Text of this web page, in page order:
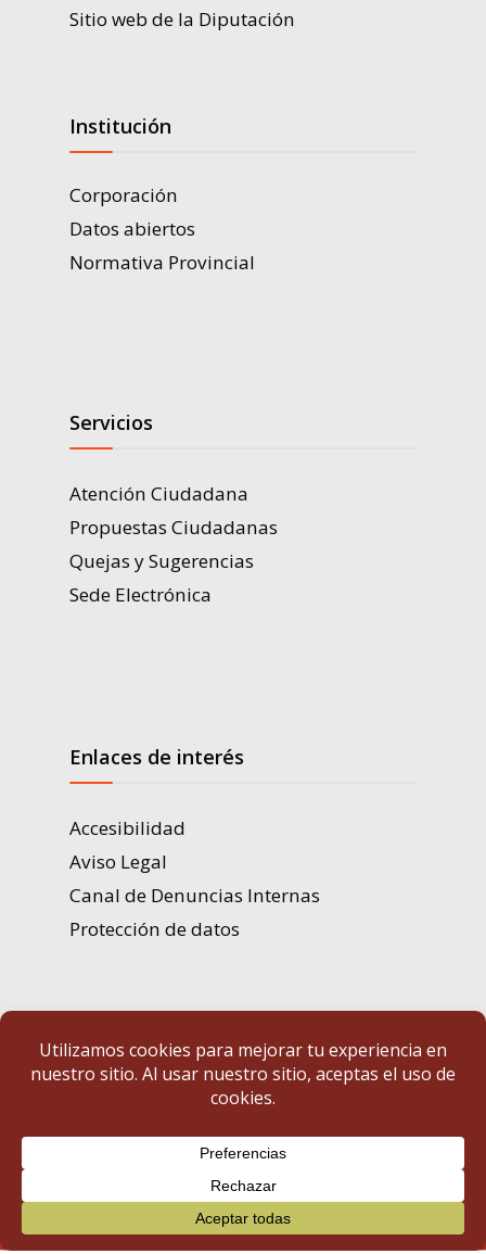
Sitio web de la Diputación
Institución
Corporación
Datos abiertos
Normativa Provincial
Servicios
Atención Ciudadana
Propuestas Ciudadanas
Quejas y Sugerencias
Sede Electrónica
Enlaces de interés
Accesibilidad
Aviso Legal
Canal de Denuncias Internas
Protección de datos
Portal de Transparencia | Diputación de Badajoz